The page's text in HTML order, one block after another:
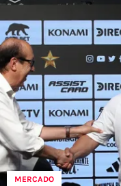
POLÍTICA EDITORIAL
PUBLICIDAD / ADS
CONTACTO
AD CHOICES
ENTREVISTAS
Términos y Condiciones
Ad Choices
MERCADO